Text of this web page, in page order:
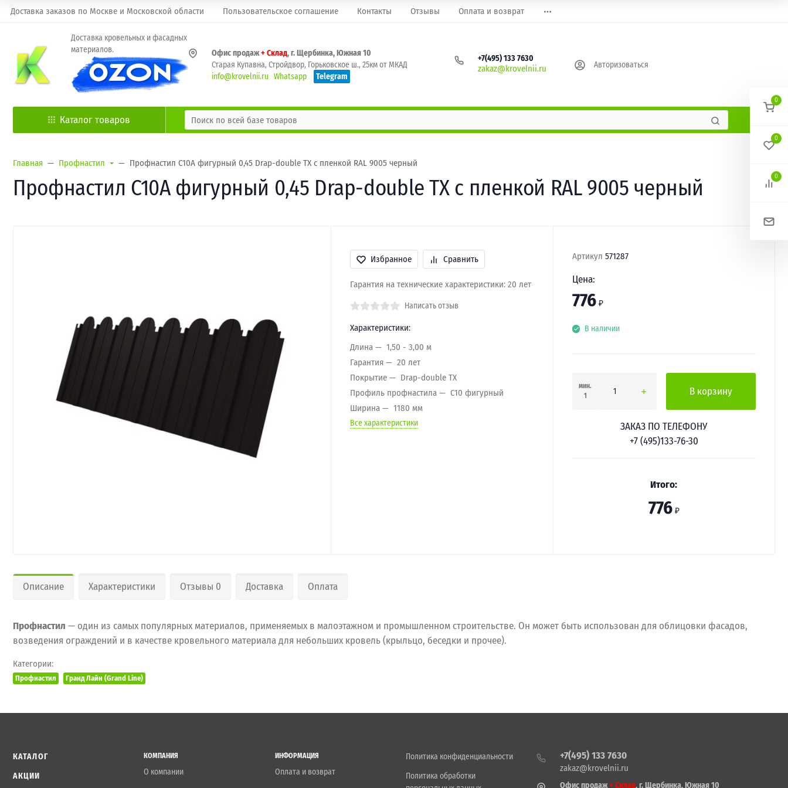
Доставка заказов по Москве и Московской области Пользовательское соглашение Контакты Отзывы Оплата и возврат
Доставка кровельных и фасадных
материалов.
Офис продаж+ Склад, г. Щербинка, Южная 10
Старая Купавна, Стройдвор, Горьковское ш., 25км от МКАД
info@krovelnii.ru Whatsapp Telegram
+7(495) 133 7630
zakaz@krovelnii.ru Авторизоваться
Каталог товаров
Главная Профнастил Профнастил C10A фигурный 0,45 Drap-double TX с пленкой RAL 9005 черный
Профнастил C10A фигурный 0,45 Drap-double TX с пленкой RAL 9005 черный
Избранное Сравнить
Гарантия на технические характеристики: 20 лет
Написать отзыв
Характеристики:
Длина
1,50 - 3,00 м
Гарантия
20 лет
Покрытие
Drap-double TX
Профиль профнастила
C10 фигурный
Ширина
1180 мм
Все характеристики
Артикул 571287
Цена:
776 ₽
В наличии
мин.
1
В корзину
ЗАКАЗ ПО ТЕЛЕФОНУ
+7 (495)133-76-30
Итого:
776 ₽
Описание Характеристики Отзывы 0 Доставка Оплата
Профнастил — один из самых популярных материалов, применяемых в малоэтажном и промышленном строительстве. Он может быть использован для облицовки фасадов,
возведения ограждений и в качестве кровельного материала для небольших кровель (крыльцо, беседки и прочее).
Категории:
Профнастил Гранд Лайн (Grand Line)
КАТАЛОГ
АКЦИИ
КОМПАНИЯ
О компании
ИНФОРМАЦИЯ
Оплата и возврат
Политика конфиденциальности
Политика обработки
+7(495) 133 7630
zakaz@krovelnii.ru
Офис продаж+ Склад, г. Щербинка, Южная 10
0
0
0